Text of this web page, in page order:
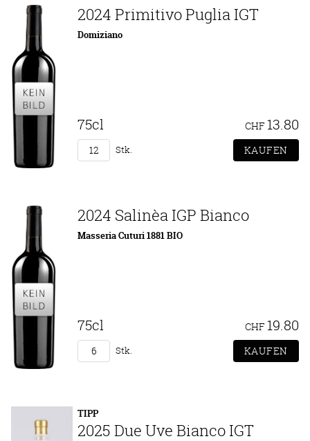
2024 Primitivo Puglia IGT
Domiziano
75cl CHF 13.80
Stk.
2024 Salinèa IGP Bianco
Masseria Cuturi 1881 BIO
75cl CHF 19.80
Stk.
TIPP
2025 Due Uve Bianco IGT